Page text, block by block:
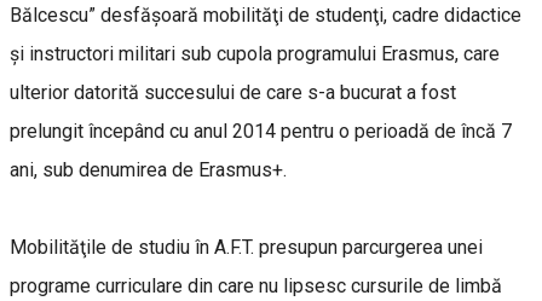
Bălcescu” desfăşoară mobilităţi de studenţi, cadre didactice
şi instructori militari sub cupola programului Erasmus, care
ulterior datorită succesului de care s-a bucurat a fost
prelungit începând cu anul 2014 pentru o perioadă de încă 7
ani, sub denumirea de Erasmus+.
Mobilităţile de studiu în A.F.T. presupun parcurgerea unei
programe curriculare din care nu lipsesc cursurile de limbă